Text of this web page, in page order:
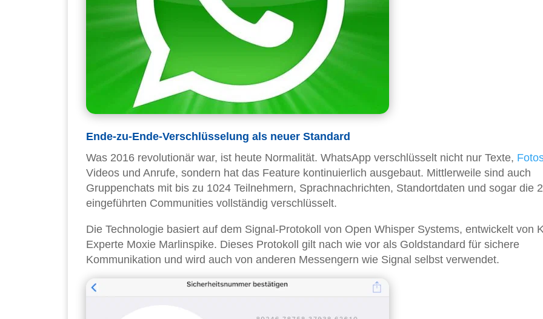
Ende-zu-Ende-Verschlüsselung als neuer Standard
Was 2016 revolutionär war, ist heute Normalität. WhatsApp verschlüsselt nicht nur Texte,
Videos und Anrufe, sondern hat das Feature kontinuierlich ausgebaut. Mittlerweile sind auch
Gruppenchats mit bis zu 1024 Teilnehmern, Sprachnachrichten, Standortdaten und sogar die
eingeführten Communities vollständig verschlüsselt.
Die Technologie basiert auf dem Signal-Protokoll von Open Whisper Systems, entwickelt von
Experte Moxie Marlinspike. Dieses Protokoll gilt nach wie vor als Goldstandard für sichere
Kommunikation und wird auch von anderen Messengern wie Signal selbst verwendet.